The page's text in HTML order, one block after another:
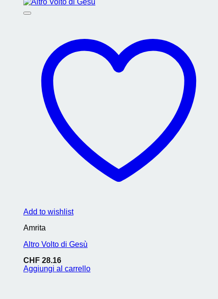
Add to wishlist
Amrita
Altro Volto di Gesù
CHF 28.16
Aggiungi al carrello